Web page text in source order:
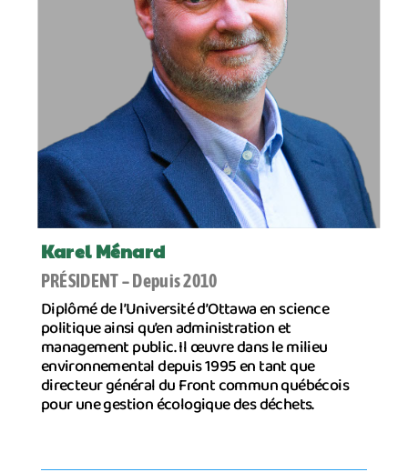
Karel Ménard
PRÉSIDENT – Depuis 2010
Diplômé de l’Université d’Ottawa en science
politique ainsi qu’en administration et
management public. Il œuvre dans le milieu
environnemental depuis 1995 en tant que
directeur général du Front commun québécois
pour une gestion écologique des déchets.